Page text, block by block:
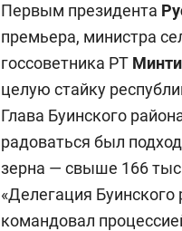
Первым президента
премьера, министра
госсоветника РТ
целую стайку
Глава Буинского
радоваться был
зерна — свыше 166
«Делегация Буинского
командовал